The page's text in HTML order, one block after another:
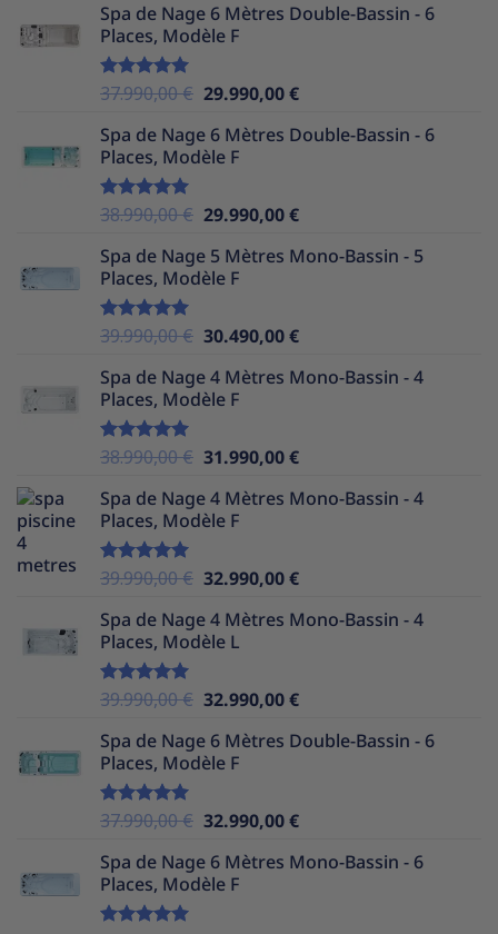
initial
était :
actuel
Spa de Nage 6 Mètres Double-Bassin - 6
Places, Modèle F
Note5.00
37.990,00€ Le
initial
était :
29.990,00€Le
actuel
Spa de Nage 6 Mètres Double-Bassin - 6
Places, Modèle F
Note5.00
38.990,00€ Le
initial
était :
29.990,00€Le
actuel
Spa de Nage 5 Mètres Mono-Bassin - 5
Places, Modèle F
Note5.00
39.990,00€ Le
initial
était :
30.490,00€Le
actuel
Spa de Nage 4 Mètres Mono-Bassin - 4
Places, Modèle F
Note5.00
38.990,00€ Le
initial
était :
31.990,00€Le
actuel
Spa de Nage 4 Mètres Mono-Bassin - 4
Places, Modèle F
Note5.00
39.990,00€ Le
initial
était :
32.990,00€Le
actuel
Spa de Nage 4 Mètres Mono-Bassin - 4
Places, Modèle L
Note5.00
39.990,00€ Le
initial
était :
32.990,00€Le
actuel
Spa de Nage 6 Mètres Double-Bassin - 6
Places, Modèle F
Note5.00
37.990,00€ Le
initial
était :
32.990,00€Le
actuel
Spa de Nage 6 Mètres Mono-Bassin - 6
Places, Modèle F